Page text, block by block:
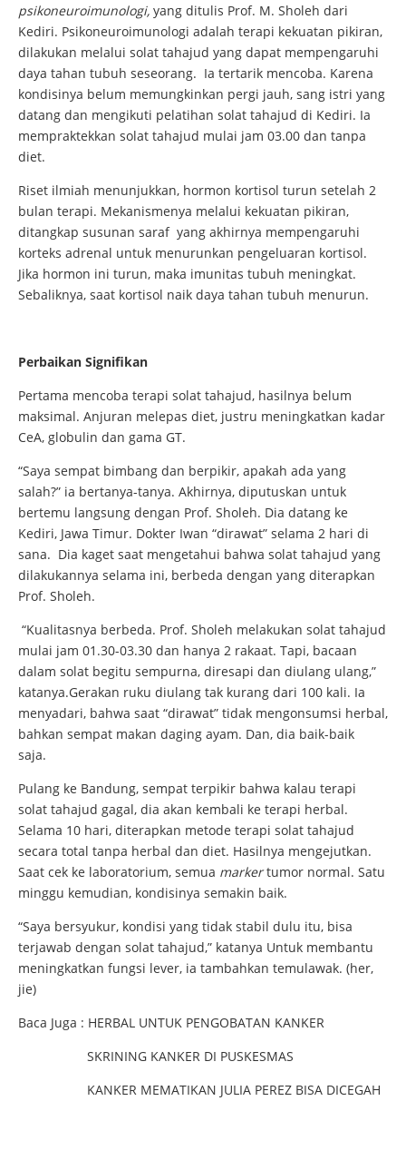
psikoneuroimunologi, yang ditulis Prof. M. Sholeh dari
Kediri. Psikoneuroimunologi adalah terapi kekuatan pikiran,
dilakukan melalui solat tahajud yang dapat mempengaruhi
daya tahan tubuh seseorang. Ia tertarik mencoba. Karena
kondisinya belum memungkinkan pergi jauh, sang istri yang
datang dan mengikuti pelatihan solat tahajud di Kediri. Ia
mempraktekkan solat tahajud mulai jam 03.00 dan tanpa
diet.
Riset ilmiah menunjukkan, hormon kortisol turun setelah 2
bulan terapi. Mekanismenya melalui kekuatan pikiran,
ditangkap susunan saraf yang akhirnya mempengaruhi
korteks adrenal untuk menurunkan pengeluaran kortisol.
Jika hormon ini turun, maka imunitas tubuh meningkat.
Sebaliknya, saat kortisol naik daya tahan tubuh menurun.
Perbaikan Signifikan
Pertama mencoba terapi solat tahajud, hasilnya belum
maksimal. Anjuran melepas diet, justru meningkatkan kadar
CeA, globulin dan gama GT.
“Saya sempat bimbang dan berpikir, apakah ada yang
salah?” ia bertanya-tanya. Akhirnya, diputuskan untuk
bertemu langsung dengan Prof. Sholeh. Dia datang ke
Kediri, Jawa Timur. Dokter Iwan “dirawat” selama 2 hari di
sana. Dia kaget saat mengetahui bahwa solat tahajud yang
dilakukannya selama ini, berbeda dengan yang diterapkan
Prof. Sholeh.
“Kualitasnya berbeda. Prof. Sholeh melakukan solat tahajud
mulai jam 01.30-03.30 dan hanya 2 rakaat. Tapi, bacaan
dalam solat begitu sempurna, diresapi dan diulang ulang,”
katanya.Gerakan ruku diulang tak kurang dari 100 kali. Ia
menyadari, bahwa saat “dirawat” tidak mengonsumsi herbal,
bahkan sempat makan daging ayam. Dan, dia baik-baik
saja.
Pulang ke Bandung, sempat terpikir bahwa kalau terapi
solat tahajud gagal, dia akan kembali ke terapi herbal.
Selama 10 hari, diterapkan metode terapi solat tahajud
secara total tanpa herbal dan diet. Hasilnya mengejutkan.
Saat cek ke laboratorium, semua markertumor normal. Satu
minggu kemudian, kondisinya semakin baik.
“Saya bersyukur, kondisi yang tidak stabil dulu itu, bisa
terjawab dengan solat tahajud,” katanya Untuk membantu
meningkatkan fungsi lever, ia tambahkan temulawak. (her,
jie)
Baca Juga : HERBAL UNTUK PENGOBATAN KANKER
SKRINING KANKER DI PUSKESMAS
KANKER MEMATIKAN JULIA PEREZ BISA DICEGAH